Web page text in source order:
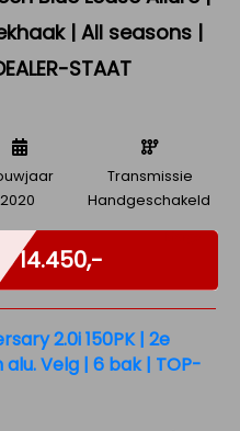
| All seasons |
STAAT
2020
Transmissie
Handgeschakeld
€ 14.450,-